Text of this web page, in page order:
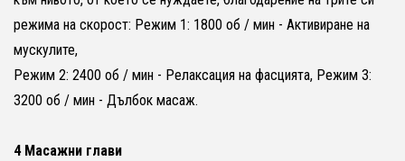
режима на скорост: Режим 1: 1800 об / мин - Активиране на
мускулите,
Режим 2: 2400 об / мин - Релаксация на фасцията, Режим 3:
3200 об / мин - Дълбок масаж.
4 Масажни глави